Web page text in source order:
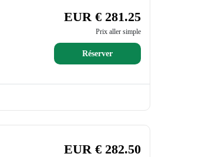
EUR € 281.25
Prix aller simple
Réserver
EUR € 282.50